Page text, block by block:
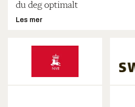
du deg optimalt
Les mer